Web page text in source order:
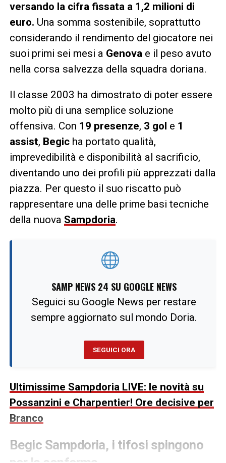
versando la cifra fissata a 1,2 milioni di
euro. Una somma sostenibile, soprattutto
considerando il rendimento del giocatore nei
suoi primi sei mesi a Genovae il peso avuto
nella corsa salvezza della squadra doriana.
Il classe 2003 ha dimostrato di poter essere
molto più di una semplice soluzione
offensiva. Con 19 presenze, 3 gol e 1
assist, Begicha portato qualità,
imprevedibilità e disponibilità al sacrificio,
diventando uno dei profili più apprezzati dalla
piazza. Per questo il suo riscatto può
rappresentare una delle prime basi tecniche
della nuova Sampdoria.
SAMP NEWS 24 SU GOOGLE NEWS
Seguici su Google News per restare
sempre aggiornato sul mondo Doria.
SEGUICI ORA
Ultimissime Sampdoria LIVE: le novità su
Possanzini e Charpentier! Ore decisive per
Branco
Begic Sampdoria, i tifosi spingono